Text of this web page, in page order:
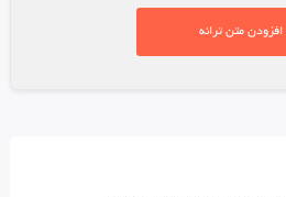
متن ترانه